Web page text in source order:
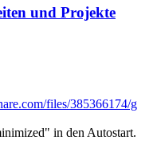
und Projekte
files/385366174/g
in den Autostart.